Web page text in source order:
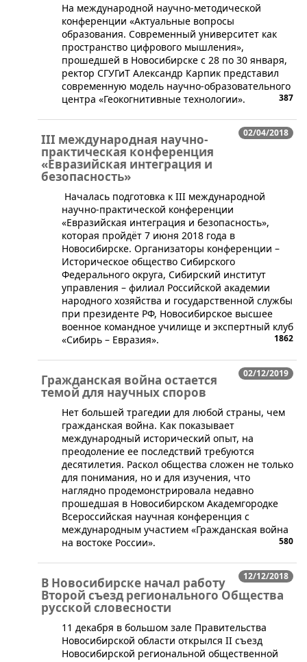
​На международной научно-методической
конференции «Актуальные вопросы
образования. Современный университет как
пространство цифрового мышления»,
прошедшей в Новосибирске с 28 по 30 января,
ректор СГУГиТ Александр Карпик представил
современную модель научно-образовательного
центра «Геокогнитивные технологии».
387
02/04/2018
III международная научно-
практическая конференция
«Евразийская интеграция и
безопасность»
Началась подготовка к III международной
научно-практической конференции
«Евразийская интеграция и безопасность»,
которая пройдёт 7 июня 2018 года в
Новосибирске. Организаторы конференции –
Историческое общество Сибирского
Федерального округа, Сибирский институт
управления – филиал Российской академии
народного хозяйства и государственной службы
при президенте РФ, Новосибирское высшее
военное командное училище и экспертный клуб
«Сибирь – Евразия».
1862
02/12/2019
Гражданская война остается
темой для научных споров
​Нет большей трагедии для любой страны, чем
гражданская война. Как показывает
международный исторический опыт, на
преодоление ее последствий требуются
десятилетия. Раскол общества сложен не только
для понимания, но и для изучения, что
наглядно продемонстрировала недавно
прошедшая в Новосибирском Академгородке
Всероссийская научная конференция с
международным участием «Гражданская война
на востоке России».
580
12/12/2018
В Новосибирске начал работу
Второй съезд регионального Общества
русской словесности
​11 декабря в большом зале Правительства
Новосибирской области открылся II съезд
Новосибирской региональной общественной